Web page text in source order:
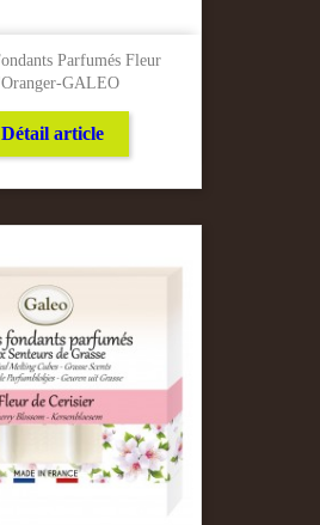
Parfumés Fleur
GALEO
Détail article